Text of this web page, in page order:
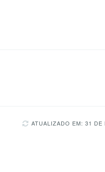
ATUALIZADO EM: 31 DE